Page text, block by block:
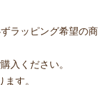
ラッピング希望の商
入ください。
す。